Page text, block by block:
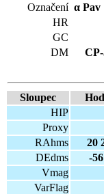
Označení α Pav
HR
GC
DM
Sloupec
HIP
Proxy
RAhms 20
DEdms
-
Vmag
VarFlag